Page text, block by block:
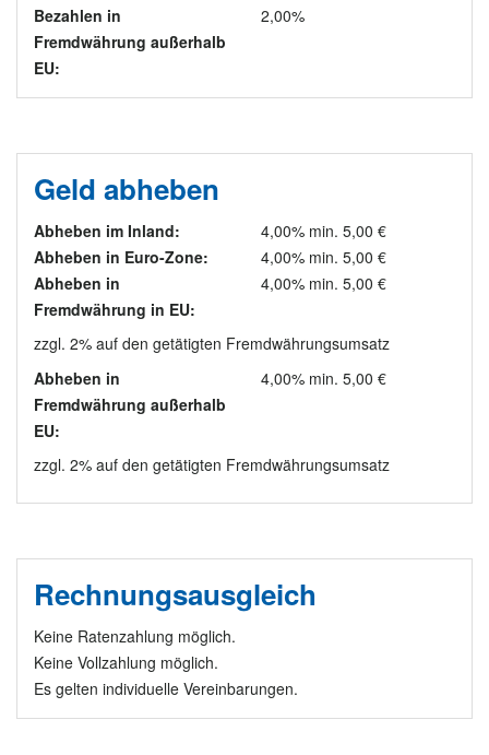
Bezahlen in
Fremdwährung außerhalb
EU:
2,00%
Geld abheben
Abheben im Inland:
4,00% min. 5,00 €
Abheben in Euro-Zone:
4,00% min. 5,00 €
Abheben in
Fremdwährung in EU:
4,00% min. 5,00 €
zzgl. 2% auf den getätigten Fremdwährungsumsatz
Abheben in
Fremdwährung außerhalb
EU:
4,00% min. 5,00 €
zzgl. 2% auf den getätigten Fremdwährungsumsatz
Rechnungsausgleich
Keine Ratenzahlung möglich.
Keine Vollzahlung möglich.
Es gelten individuelle Vereinbarungen.